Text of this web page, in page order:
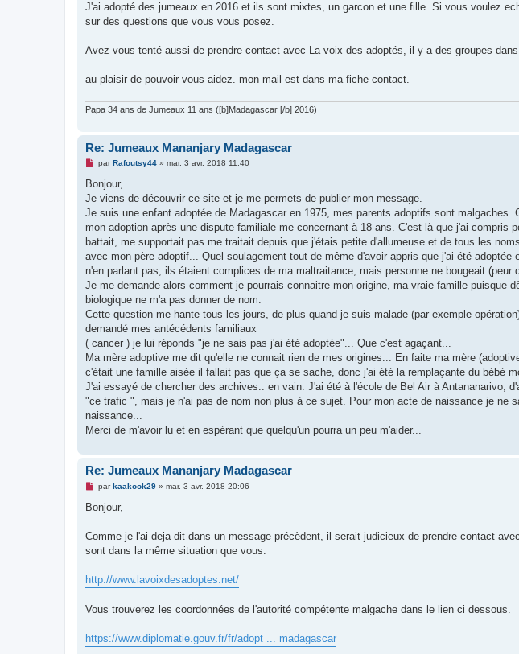
J'ai adopté des jumeaux en 2016 et ils sont mixtes, un garcon et une fille. Si vous voulez
sur des questions que vous vous posez.
Avez vous tenté aussi de prendre contact avec La voix des adoptés, il y a des groupes
au plaisir de pouvoir vous aidez. mon mail est dans ma fiche contact.
Papa 34 ans de Jumeaux 11 ans ([b]Madagascar [/b] 2016)
Re: Jumeaux Mananjary Madagascar
M
s
a
g
n
o
l
u
par Rafoutsy44» mar. 3 avr. 2018 11:40
Bonjour,
Je viens de découvrir ce site et je me permets de publier mon message.
Je suis une enfant adoptée de Madagascar en 1975, mes parents adoptifs sont
mon adoption après une dispute familiale me concernant à 18 ans. C'est là que j'ai compris
battait, me supportait pas me traitait depuis que j'étais petite d'allumeuse et de tous les
avec mon père adoptif... Quel soulagement tout de même d'avoir appris que j'ai été
n'en parlant pas, ils étaient complices de ma maltraitance, mais personne ne bougeait (peur
Je me demande alors comment je pourrais connaitre mon origine, ma vraie famille puisque
biologique ne m'a pas donner de nom.
Cette question me hante tous les jours, de plus quand je suis malade (par exemple
demandé mes antécédents familiaux
( cancer ) je lui réponds "je ne sais pas j'ai été adoptée"... Que c'est agaçant...
Ma mère adoptive me dit qu'elle ne connait rien de mes origines... En faite ma mère
c'était une famille aisée il fallait pas que ça se sache, donc j'ai été la remplaçante du bébé
J'ai essayé de chercher des archives.. en vain. J'ai été à l'école de Bel Air à Antananarivo,
"ce trafic ", mais je n'ai pas de nom non plus à ce sujet. Pour mon acte de naissance je ne
naissance...
Merci de m'avoir lu et en espérant que quelqu'un pourra un peu m'aider...
Re: Jumeaux Mananjary Madagascar
M
s
g
n
l
parkaakook29» mar. 3 avr. 2018 20:06
Bonjour,
Comme je l'ai deja dit dans un message précèdent, il serait judicieux de prendre contact
sont dans la même situation que vous.
http://www.lavoixdesadoptes.net/
Vous trouverez les coordonnées de l'autorité compétente malgache dans le lien ci dessous.
https://www.diplomatie.gouv.fr/fr/adopt ... madagascar